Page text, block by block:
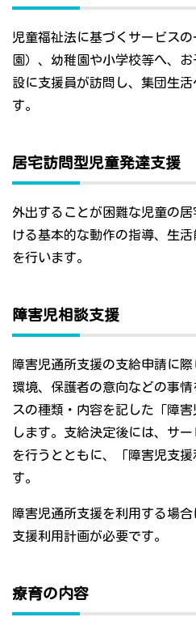
児童福祉法に基づくサービス
園）、幼稚園や小学校等へ、
設に支援員が訪問し、集団生
す。
居宅訪問型児童発達支援
外出することが困難な児童の
ける基本的な動作の指導、生
を行います。
障害児相談支援
障害児通所支援の支給申請に
環境、保護者の意向などの事
スの種類・内容を記した「障
します。支給決定後には、サ
を行うとともに、「障害児支
す。
障害児通所支援を利用する場
支援利用計画が必要です。
療育の内容